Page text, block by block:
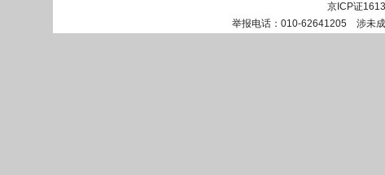
京ICP证
举报电话：010-62641205 涉未